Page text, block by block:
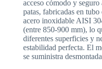
acceso cómodo y
patas, fabricadas en
acero inoxidable AISI
(entre 850-900 mm), lo
diferentes superficies y
estabilidad perfecta. El
se suministra